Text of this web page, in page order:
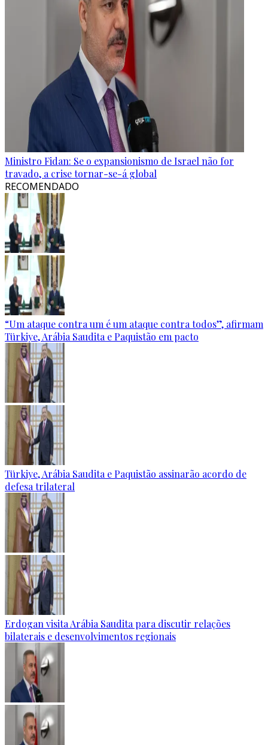
Ministro Fidan: Se o expansionismo de Israel não for
travado, a crise tornar-se-á global
RECOMENDADO
“Um ataque contra um é um ataque contra todos”, afirmam
Türkiye, Arábia Saudita e Paquistão em pacto
Türkiye, Arábia Saudita e Paquistão assinarão acordo de
defesa trilateral
Erdogan visita Arábia Saudita para discutir relações
bilaterais e desenvolvimentos regionais